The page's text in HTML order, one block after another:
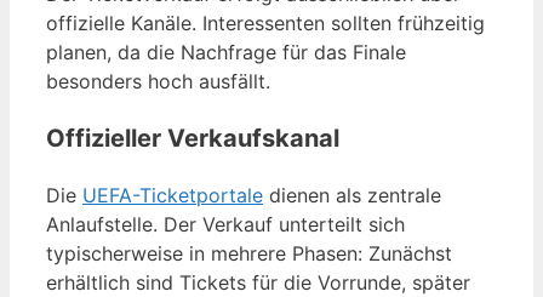
offizielle Kanäle. Interessenten sollten frühzeitig
planen, da die Nachfrage für das Finale
besonders hoch ausfällt.
Offizieller Verkaufskanal
Die UEFA-Ticketportale dienen als zentrale
Anlaufstelle. Der Verkauf unterteilt sich
typischerweise in mehrere Phasen: Zunächst
erhältlich sind Tickets für die Vorrunde, später